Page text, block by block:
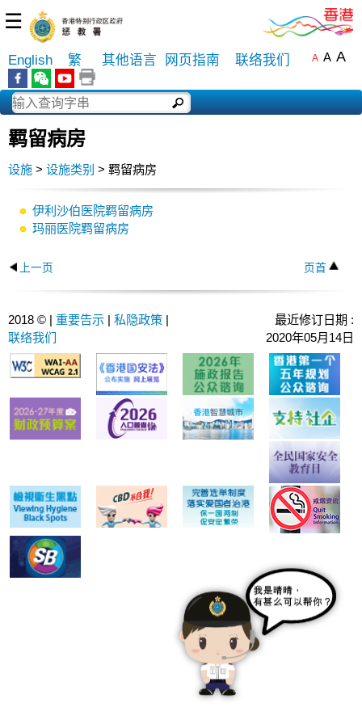
☰
English 繁 其他语言 网页指南 联络我们 A A A
羁留病房
设施 > 设施类别 > 羁留病房
伊利沙伯医院羁留病房
玛丽医院羁留病房
上一页 页首
2018 © | 重要告示 | 私隐政策 |
联络我们
最近修订日期 :
2020年05月14日